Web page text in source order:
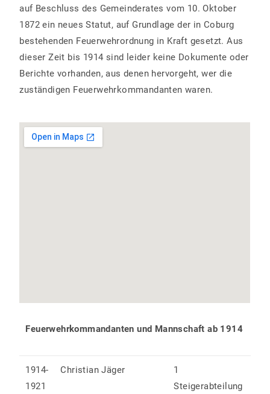
auf Beschluss des Gemeinderates vom 10. Oktober
1872 ein neues Statut, auf Grundlage der in Coburg
bestehenden Feuerwehrordnung in Kraft gesetzt. Aus
dieser Zeit bis 1914 sind leider keine Dokumente oder
Berichte vorhanden, aus denen hervorgeht, wer die
zuständigen Feuerwehrkommandanten waren.
Feuerwehrkommandanten und Mannschaft ab 1914
1914-
1921
Christian Jäger
1
Steigerabteilung